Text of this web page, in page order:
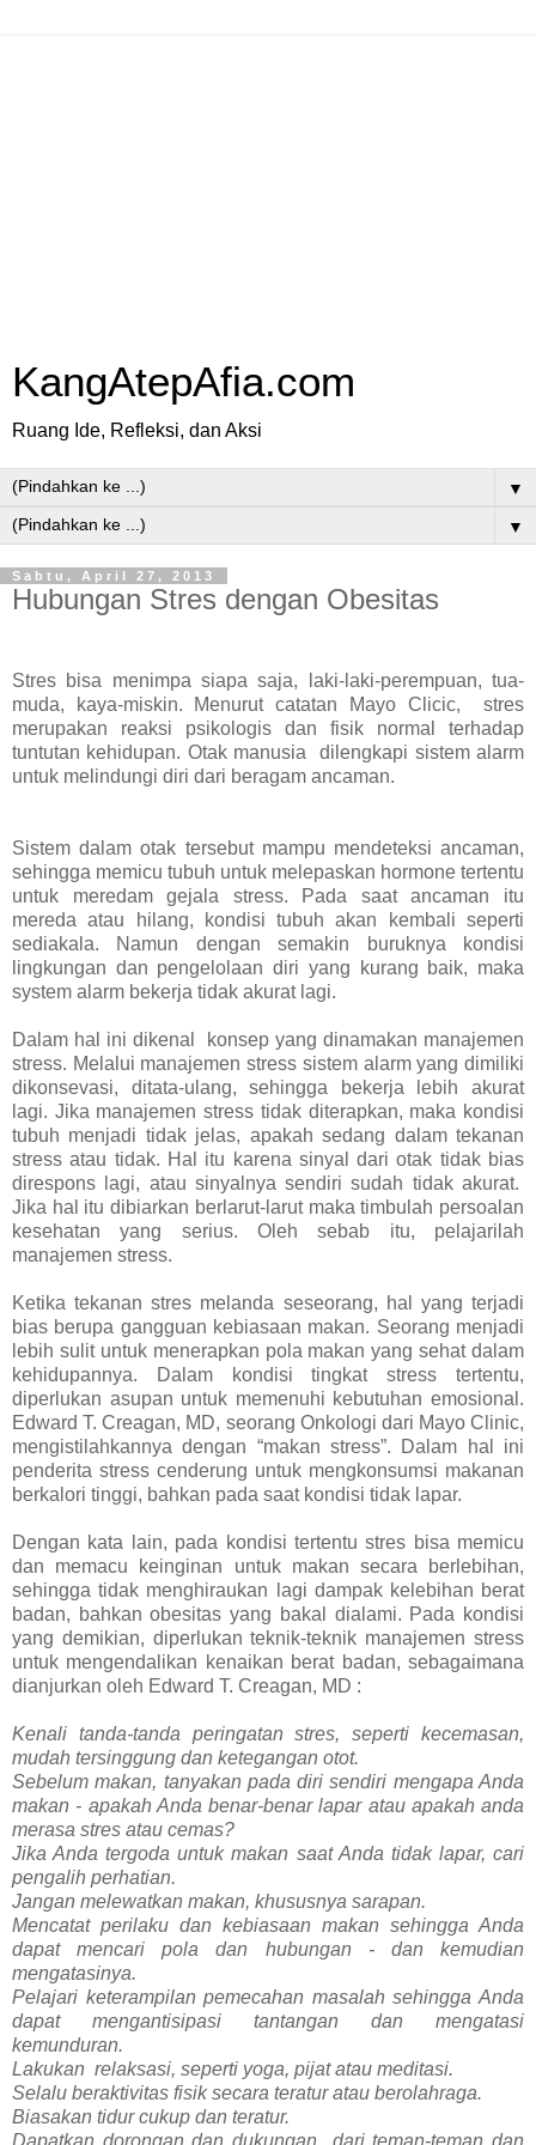
KangAtepAfia.com
Ruang Ide, Refleksi, dan Aksi
▼
▼
Sabtu, April 27, 2013
Hubungan Stres dengan Obesitas
Stres bisa menimpa siapa saja, laki-laki-perempuan, tua-
muda, kaya-miskin. Menurut catatan Mayo Clicic,
stres
merupakan reaksi psikologis dan fisik normal terhadap
tuntutan kehidupan. Otak manusia
dilengkapi sistem alarm
untuk melindungi diri dari beragam ancaman.
Sistem dalam otak tersebut mampu mendeteksi ancaman,
sehingga memicu tubuh untuk melepaskan hormone tertentu
untuk meredam gejala stress. Pada saat ancaman itu
mereda atau hilang, kondisi tubuh akan kembali seperti
sediakala. Namun dengan semakin buruknya kondisi
lingkungan dan pengelolaan diri yang kurang baik, maka
system alarm bekerja tidak akurat lagi.
Dalam hal ini dikenal
konsep yang dinamakan manajemen
stress. Melalui manajemen stress sistem alarm yang dimiliki
dikonsevasi, ditata-ulang, sehingga bekerja lebih akurat
lagi. Jika manajemen stress tidak diterapkan, maka kondisi
tubuh menjadi tidak jelas, apakah sedang dalam tekanan
stress atau tidak. Hal itu karena sinyal dari otak tidak bias
direspons lagi, atau sinyalnya sendiri sudah tidak akurat.
Jika hal itu dibiarkan berlarut-larut maka timbulah persoalan
kesehatan yang serius. Oleh sebab itu, pelajarilah
manajemen stress.
Ketika tekanan stres melanda seseorang, hal yang terjadi
bias berupa gangguan kebiasaan makan. Seorang menjadi
lebih sulit untuk menerapkan pola makan yang sehat dalam
kehidupannya. Dalam kondisi tingkat stress tertentu,
diperlukan asupan untuk memenuhi kebutuhan emosional.
Edward T. Creagan, MD, seorang Onkologi dari Mayo Clinic,
mengistilahkannya dengan “makan stress”. Dalam hal ini
penderita stress cenderung untuk mengkonsumsi makanan
berkalori tinggi, bahkan pada saat kondisi tidak lapar.
Dengan kata lain, pada kondisi tertentu stres bisa memicu
dan memacu keinginan untuk makan secara berlebihan,
sehingga tidak menghiraukan lagi dampak kelebihan berat
badan, bahkan obesitas yang bakal dialami. Pada kondisi
yang demikian, diperlukan teknik-teknik manajemen stress
untuk mengendalikan kenaikan berat badan, sebagaimana
dianjurkan oleh Edward T. Creagan, MD :
Kenali tanda-tanda peringatan stres, seperti kecemasan,
mudah tersinggung dan ketegangan otot.
Sebelum makan, tanyakan pada diri sendiri mengapa Anda
makan - apakah Anda benar-benar lapar atau apakah anda
merasa stres atau cemas?
Jika Anda tergoda untuk makan saat Anda tidak lapar, cari
pengalih perhatian.
Jangan melewatkan makan, khususnya sarapan.
Mencatat perilaku dan kebiasaan makan sehingga Anda
dapat mencari pola dan hubungan - dan kemudian
mengatasinya.
Pelajari keterampilan pemecahan masalah sehingga Anda
dapat mengantisipasi tantangan dan mengatasi
kemunduran.
Lakukan relaksasi, seperti yoga, pijat atau meditasi.
Selalu beraktivitas fisik secara teratur atau berolahraga.
Biasakan tidur cukup dan teratur.
Dapatkan dorongan dan dukungan
dari teman-teman dan